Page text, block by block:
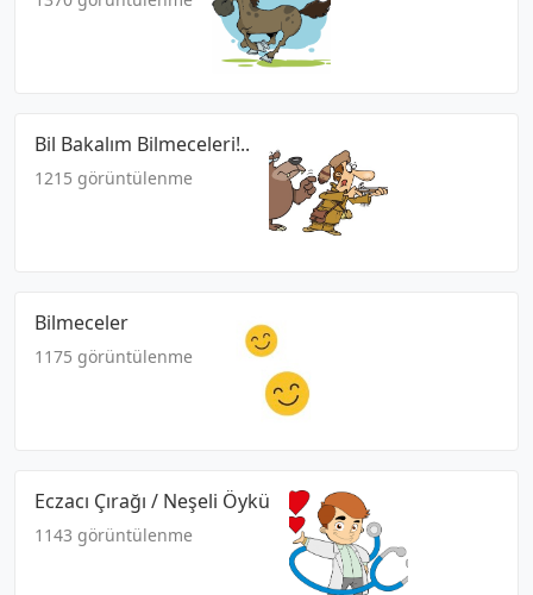
Bil Bakalım Bilmeceleri!..
1215 görüntülenme
Bilmeceler
1175 görüntülenme
Eczacı Çırağı / Neşeli Öykü
1143 görüntülenme